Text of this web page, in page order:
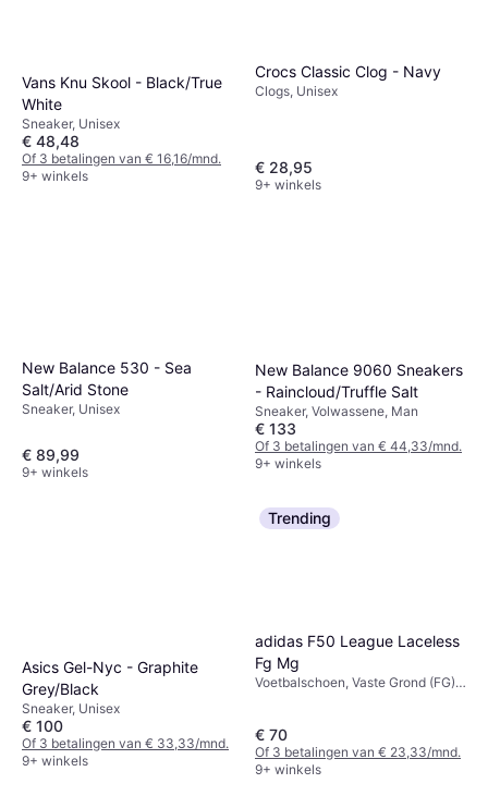
Vans Knu Skool - Black/True
White
Sneaker, Unisex
€ 48,48
Of 3 betalingen van € 16,16/mnd.
9+ winkels
Crocs Classic Clog - Navy
Clogs, Unisex
€ 28,95
9+ winkels
New Balance 530 - Sea
Salt/Arid Stone
Sneaker, Unisex
€ 89,99
9+ winkels
New Balance 9060 Sneakers
- Raincloud/Truffle Salt
Sneaker, Volwassene, Man
€ 133
Of 3 betalingen van € 44,33/mnd.
9+ winkels
Asics Gel-Nyc - Graphite
Grey/Black
Sneaker, Unisex
€ 100
Of 3 betalingen van € 33,33/mnd.
9+ winkels
Trending
adidas F50 League Laceless
Fg Mg
Voetbalschoen, Vaste Grond (FG),
€ 70
Of 3 betalingen van € 23,33/mnd.
9+ winkels